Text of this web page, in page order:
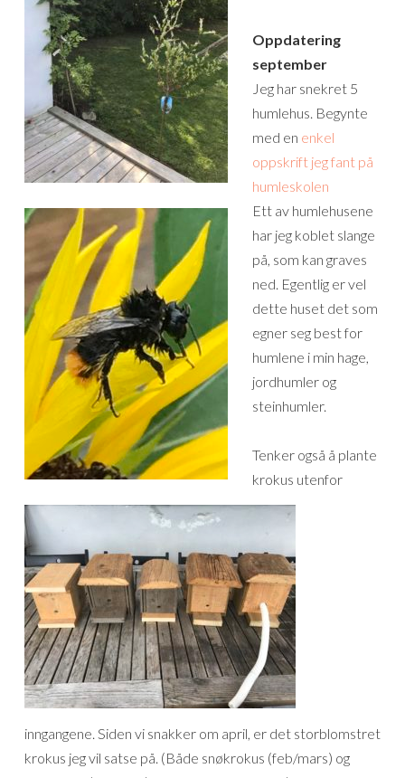
Oppdatering
september
Jeg har snekret 5
humlehus. Begynte
med en enkel
oppskrift jeg fant på
humleskolen
Ett av humlehusene
har jeg koblet slange
på, som kan graves
ned. Egentlig er vel
dette huset det som
egner seg best for
humlene i min hage,
jordhumler og
steinhumler.
Tenker også å plante
krokus utenfor
inngangene. Siden vi snakker om april, er det storblomstret
krokus jeg vil satse på. (Både snøkrokus (feb/mars) og